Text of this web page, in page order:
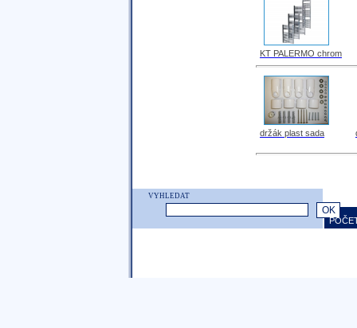
KT PALERMO chrom
držák plast sada
VYHLEDAT